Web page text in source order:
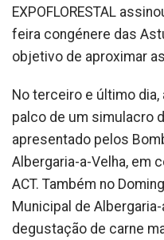
EXPOFLORESTAL
feira congénere das
objetivo de aproximar
No terceiro e último dia,
palco de um simulacro
apresentado pelos
Albergaria-a-Velha, em
ACT. Também no
Municipal de
degustação de carne